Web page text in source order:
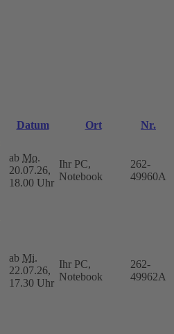
Datum Ort
Nr.
ab Mo.
20.07.26,
18.00 Uhr
Ihr PC,
Notebook
262-
49960A
ab Mi.
22.07.26,
17.30 Uhr
Ihr PC,
Notebook
262-
49962A